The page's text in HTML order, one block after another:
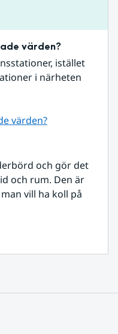
värden?
istället
i närheten
värden?
och gör det
och rum. Den är
vill ha koll på